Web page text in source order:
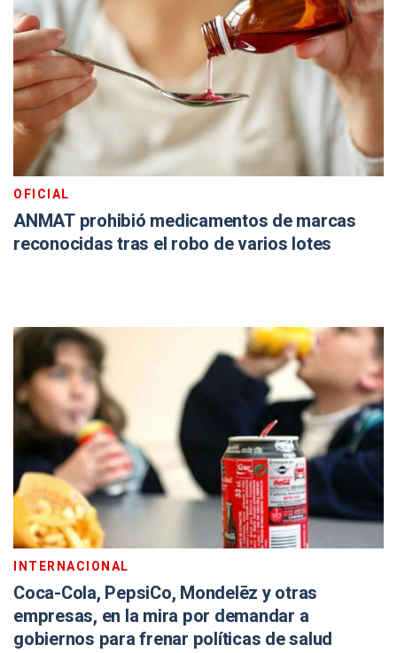
OFICIAL
ANMAT prohibió medicamentos de marcas
reconocidas tras el robo de varios lotes
INTERNACIONAL
Coca-Cola, PepsiCo, Mondelēz y otras
empresas, en la mira por demandar a
gobiernos para frenar políticas de salud